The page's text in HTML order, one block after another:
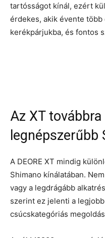
tartósságot kínál, ezért
érdekes, akik évente
kerékpárjukba, és fontos
Az XT
A DEORE XT mindig
Shimano kínálatában.
vagy a legdrágább
szerint ez jelenti a
csúcskategóriás